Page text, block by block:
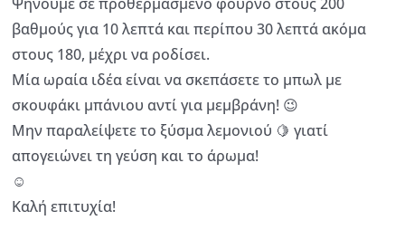
βαθμούς για 10 λεπτά και περίπου 30 λεπτά ακόμα
στους 180, μέχρι να ροδίσει.
Μία ωραία ιδέα είναι να σκεπάσετε το μπωλ με
σκουφάκι μπάνιου αντί για μεμβράνη! 😉
Μην παραλείψετε το ξύσμα λεμονιού 🍋 γιατί
απογειώνει τη γεύση και το άρωμα!
☺️
Καλή επιτυχία!